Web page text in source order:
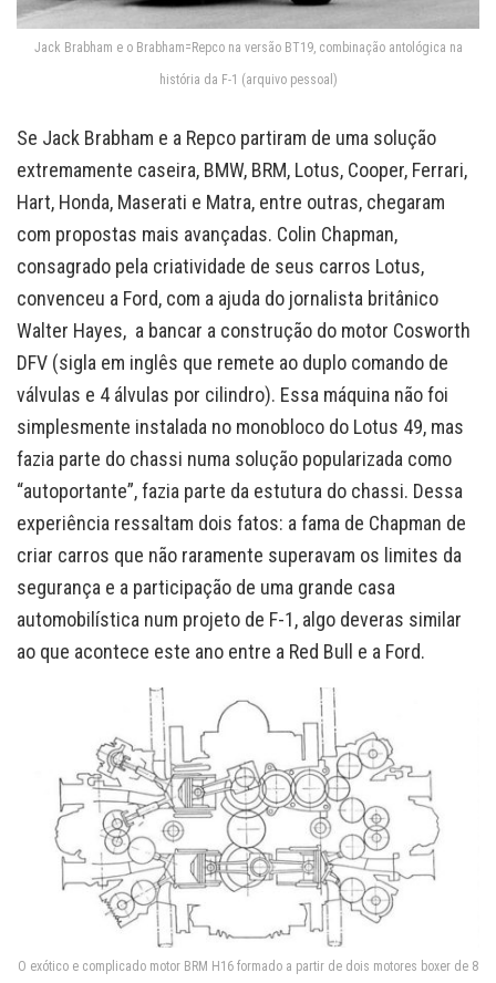
Jack Brabham e o Brabham=Repco na versão BT19, combinação antológica na
história da F-1 (arquivo pessoal)
Se Jack Brabham e a Repco partiram de uma solução
extremamente caseira, BMW, BRM, Lotus, Cooper, Ferrari,
Hart, Honda, Maserati e Matra, entre outras, chegaram
com propostas mais avançadas. Colin Chapman,
consagrado pela criatividade de seus carros Lotus,
convenceu a Ford, com a ajuda do jornalista britânico
Walter Hayes, a bancar a construção do motor Cosworth
DFV (sigla em inglês que remete ao duplo comando de
válvulas e 4 álvulas por cilindro). Essa máquina não foi
simplesmente instalada no monobloco do Lotus 49, mas
fazia parte do chassi numa solução popularizada como
“autoportante”, fazia parte da estutura do chassi. Dessa
experiência ressaltam dois fatos: a fama de Chapman de
criar carros que não raramente superavam os limites da
segurança e a participação de uma grande casa
automobilística num projeto de F-1, algo deveras similar
ao que acontece este ano entre a Red Bull e a Ford.
O exótico e complicado motor BRM H16 formado a partir de dois motores boxer de 8